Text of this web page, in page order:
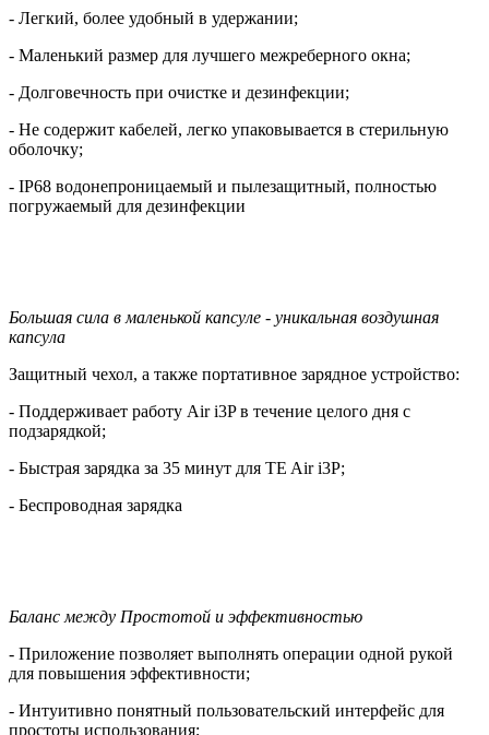
- Легкий, более удобный в удержании;
- Маленький размер для лучшего межреберного окна;
- Долговечность при очистке и дезинфекции;
- Не содержит кабелей, легко упаковывается в стерильную
оболочку;
- IP68 водонепроницаемый и пылезащитный, полностью
погружаемый для дезинфекции
Большая сила в маленькой капсуле - уникальная воздушная
капсула
Защитный чехол, а также портативное зарядное устройство:
- Поддерживает работу Air i3P в течение целого дня с
подзарядкой;
- Быстрая зарядка за 35 минут для TE Air i3P;
- Беспроводная зарядка
Баланс между Простотой и эффективностью
- Приложение позволяет выполнять операции одной рукой
для повышения эффективности;
- Интуитивно понятный пользовательский интерфейс для
простоты использования;